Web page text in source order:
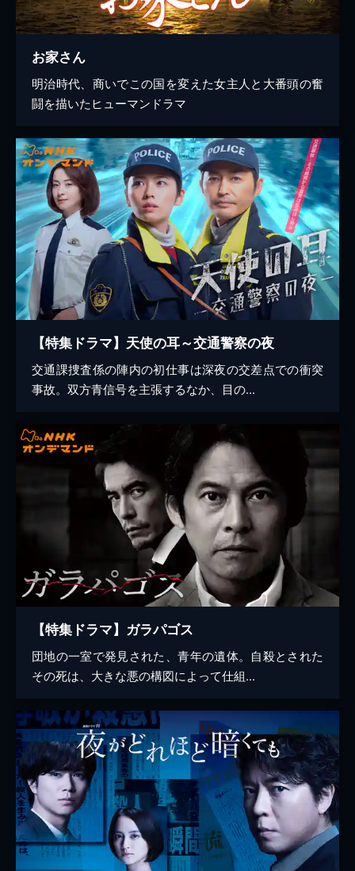
お家さん
明治時代、商いでこの国を変えた女主人と大番頭の奮
闘を描いたヒューマンドラマ
【特集ドラマ】天使の耳～交通警察の夜
交通課捜査係の陣内の初仕事は深夜の交差点での衝突
事故。双方青信号を主張するなか、目の...
【特集ドラマ】ガラパゴス
団地の一室で発見された、青年の遺体。自殺とされた
その死は、大きな悪の構図によって仕組...